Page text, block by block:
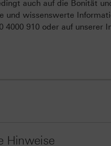
auch auf die Bonität
und wissenswerte
4000 910 oder auf
Hinweise